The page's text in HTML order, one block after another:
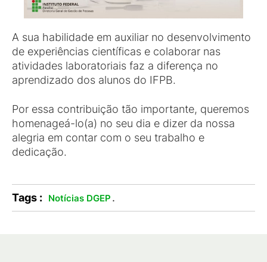
A sua habilidade em auxiliar no desenvolvimento
de experiências científicas e colaborar nas
atividades laboratoriais faz a diferença no
aprendizado dos alunos do IFPB.
Por essa contribuição tão importante, queremos
homenageá-lo(a) no seu dia e dizer da nossa
alegria em contar com o seu trabalho e
dedicação.
Tags : Notícias DGEP .